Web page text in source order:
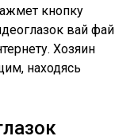
кнопку
вай фай
Хозяин
находясь